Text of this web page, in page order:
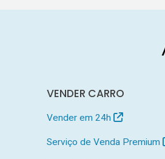
VENDER CARRO
Vender em 24h
Serviço de Venda Premium